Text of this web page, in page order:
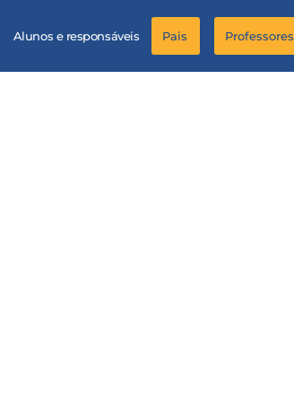
Alunos e responsáveis Pais Professores